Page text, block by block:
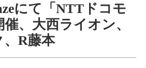
にて「NTTドコモ
、大西ライオン、
R藤本